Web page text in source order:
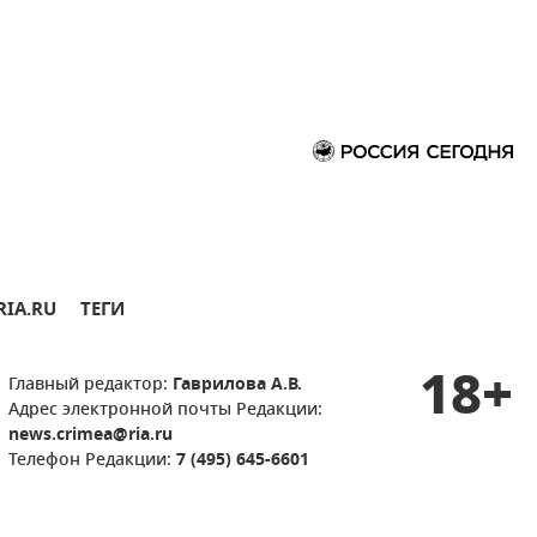
ТЕГИ
Главный редактор: Гаврилова А.В.
Адрес электронной почты Редакции:
news.crimea@ria.ru
Телефон Редакции: 7 (495) 645-6601
18+